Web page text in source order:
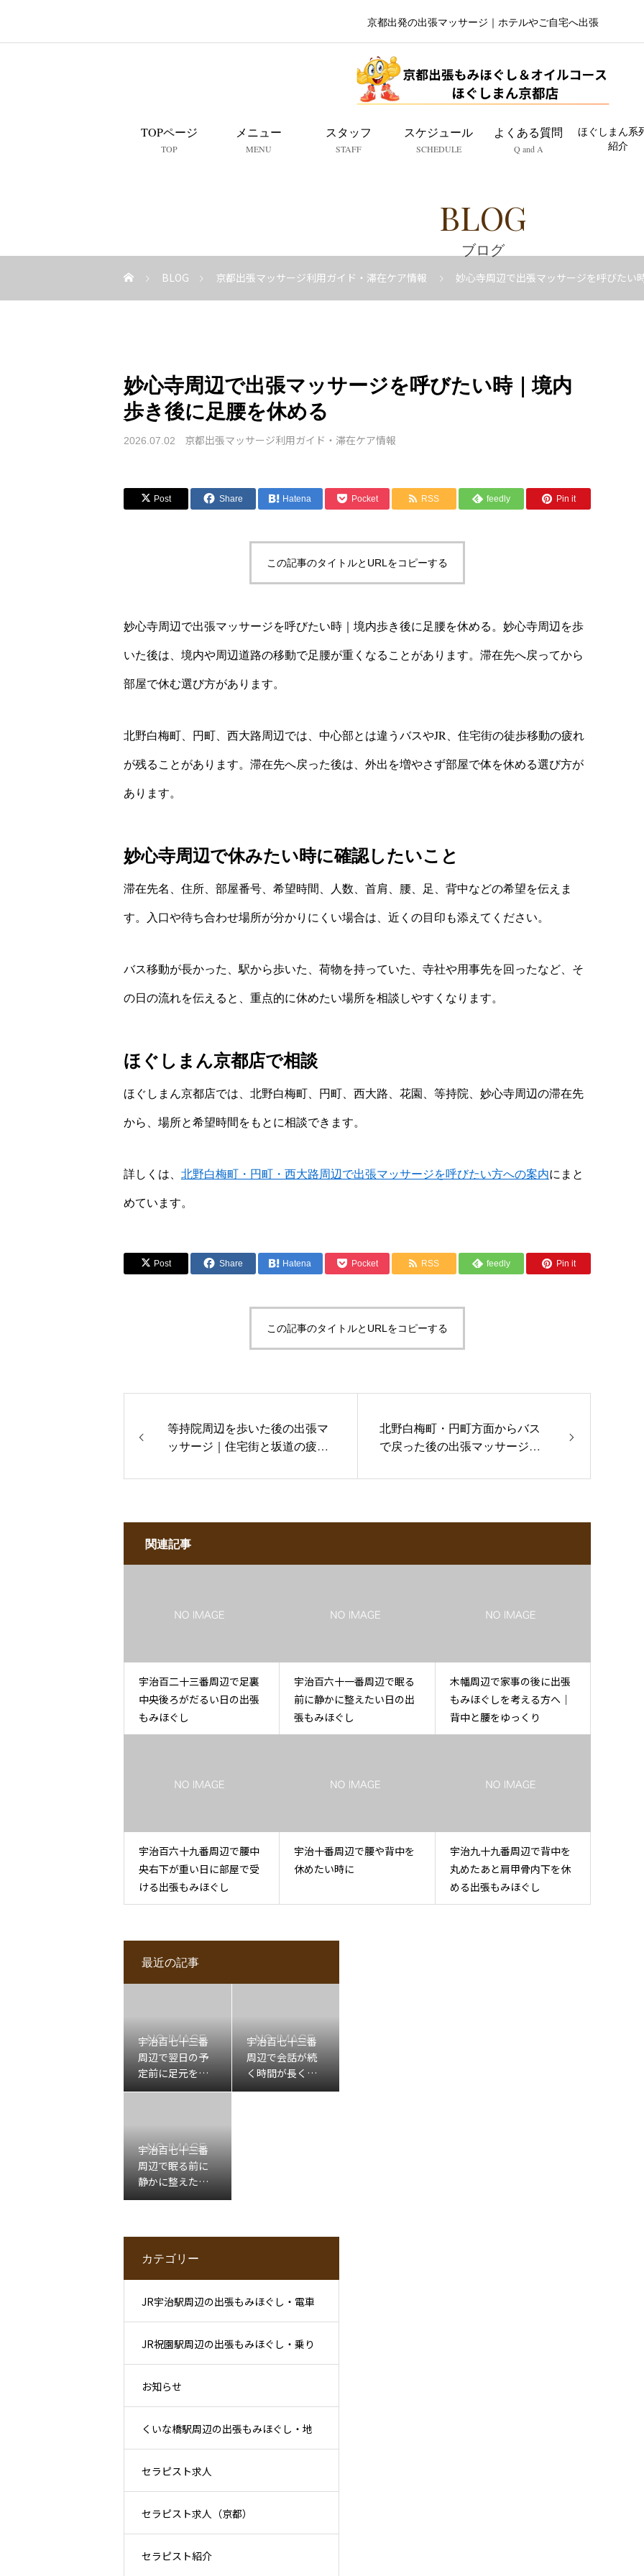
京都出発の出張マッサージ｜ホテルやご自宅へ出張
TOPページ
TOP
メニュー
MENU
スタッフ
STAFF
スケジュール
SCHEDULE
よくある質問
Q and A
ほぐしまん系
紹介
BLOG
ブログ
BLOG 京都出張マッサージ利用ガイド・滞在ケア情報 妙心寺周辺で出張マッサージを呼びたい
妙心寺周辺で出張マッサージを呼びたい時｜境内
歩き後に足腰を休める
2026.07.02 京都出張マッサージ利用ガイド・滞在ケア情報
Post Share Hatena Pocket RSS feedly Pin it
この記事のタイトルとURLをコピーする
妙心寺周辺で出張マッサージを呼びたい時｜境内歩き後に足腰を休める。妙心寺周辺を歩
いた後は、境内や周辺道路の移動で足腰が重くなることがあります。滞在先へ戻ってから
部屋で休む選び方があります。
北野白梅町、円町、西大路周辺では、中心部とは違うバスやJR、住宅街の徒歩移動の疲れ
が残ることがあります。滞在先へ戻った後は、外出を増やさず部屋で体を休める選び方が
あります。
妙心寺周辺で休みたい時に確認したいこと
滞在先名、住所、部屋番号、希望時間、人数、首肩、腰、足、背中などの希望を伝えま
す。入口や待ち合わせ場所が分かりにくい場合は、近くの目印も添えてください。
バス移動が長かった、駅から歩いた、荷物を持っていた、寺社や用事先を回ったなど、そ
の日の流れを伝えると、重点的に休めたい場所を相談しやすくなります。
ほぐしまん京都店で相談
ほぐしまん京都店では、北野白梅町、円町、西大路、花園、等持院、妙心寺周辺の滞在先
から、場所と希望時間をもとに相談できます。
詳しくは、 北野白梅町・円町・西大路周辺で出張マッサージを呼びたい方への案内にまと
めています。
Post Share Hatena Pocket RSS feedly Pin it
この記事のタイトルとURLをコピーする
等持院周辺を歩いた後の出張マ
ッサージ｜住宅街と坂道の疲れ
北野白梅町・円町方面からバス
で戻った後の出張マッサージ｜
関連記事
宇治百二十三番周辺で足裏
中央後ろがだるい日の出張
もみほぐし
宇治百六十一番周辺で眠る
前に静かに整えたい日の出
張もみほぐし
木幡周辺で家事の後に出張
もみほぐしを考える方へ｜
背中と腰をゆっくり
宇治百六十九番周辺で腰中
央右下が重い日に部屋で受
ける出張もみほぐし
宇治十番周辺で腰や背中を
休めたい時に
宇治九十九番周辺で背中を
丸めたあと肩甲骨内下を休
める出張もみほぐし
最近の記事
宇治百七十三番
周辺で翌日の予
定前に足元を軽
くしたい日の出
宇治百七十三番
周辺で会話が続
く時間が長くな
ったあと肩先左
宇治百七十三番
周辺で眠る前に
静かに整えたい
日の出張もみほ
カテゴリー
JR宇治駅周辺の出張もみほぐし・電車
利用後と滞在先ケア
JR祝園駅周辺の出張もみほぐし・乗り
換え後と住宅地ケア
お知らせ
くいな橋駅周辺の出張もみほぐし・地
下鉄利用後と生活圏ケア
セラピスト求人
セラピスト求人（京都）
セラピスト紹介